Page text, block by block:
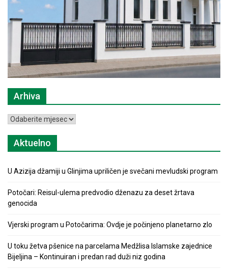
Arhiva
Arhiva
Aktuelno
U Azizija džamiji u Glinjima upriličen je svečani mevludski program
Potočari: Reisul-ulema predvodio dženazu za deset žrtava
genocida
Vjerski program u Potočarima: Ovdje je počinjeno planetarno zlo
U toku žetva pšenice na parcelama Medžlisa Islamske zajednice
Bijeljina – Kontinuiran i predan rad duži niz godina